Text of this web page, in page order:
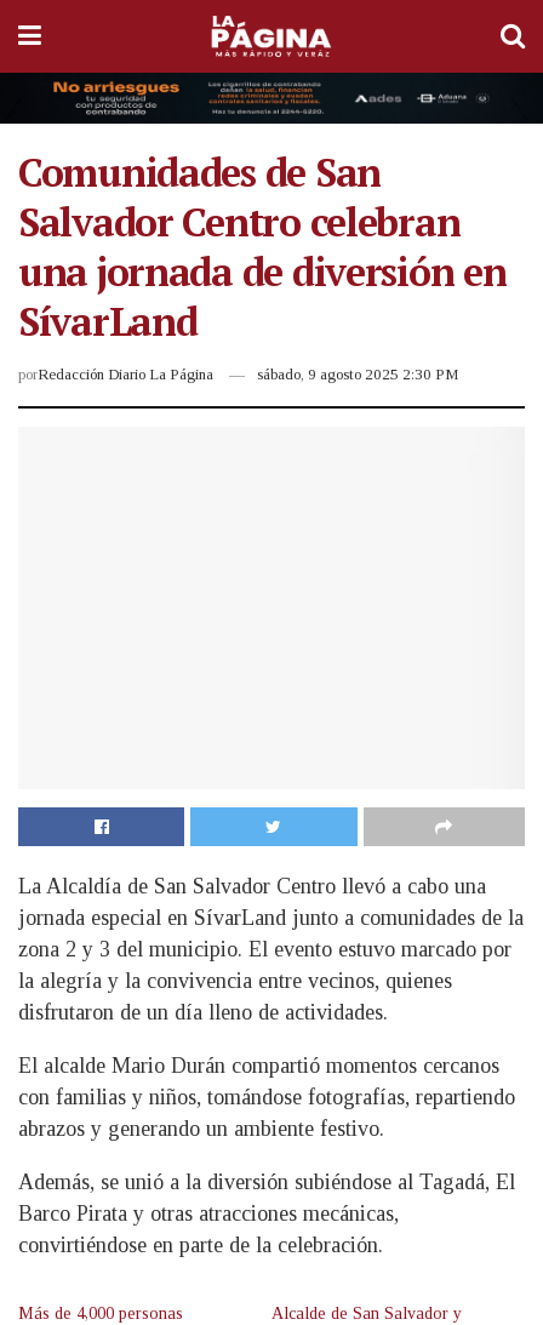
Comunidades de San
Salvador Centro celebran
una jornada de diversión en
SívarLand
porRedacción Diario La Página sábado, 9 agosto 2025 2:30 PM
La Alcaldía de San Salvador Centro llevó a cabo una
jornada especial en SívarLand junto a comunidades de la
zona 2 y 3 del municipio. El evento estuvo marcado por
la alegría y la convivencia entre vecinos, quienes
disfrutaron de un día lleno de actividades.
El alcalde Mario Durán compartió momentos cercanos
con familias y niños, tomándose fotografías, repartiendo
abrazos y generando un ambiente festivo.
Además, se unió a la diversión subiéndose al Tagadá, El
Barco Pirata y otras atracciones mecánicas,
convirtiéndose en parte de la celebración.
Más de 4,000 personas
Alcalde de San Salvador y